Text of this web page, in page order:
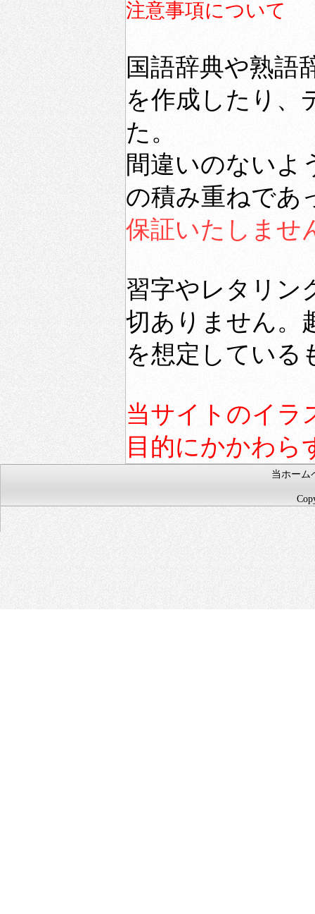
注意事項について
国語辞典や熟語
を作成したり、
た。
間違いのないよ
の積み重ねであ
保証いたしませ
習字やレタリン
切ありません。
を想定している
当サイトのイラ
目的にかかわら
当ホーム